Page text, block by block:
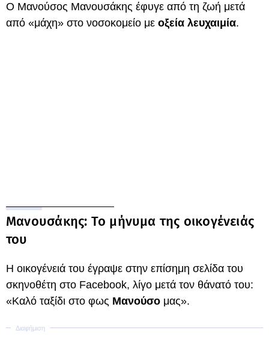
Ο Μανούσος Μανουσάκης έφυγε από τη ζωή μετά
από «μάχη» στο νοσοκομείο με οξεία λευχαιμία.
Μανουσάκης: Το μήνυμα της οικογένειάς
του
Η οικογένειά του έγραψε στην επίσημη σελίδα του
σκηνοθέτη στο Facebook, λίγο μετά τον θάνατό του:
«Καλό ταξίδι στο φως Μανούσο μας».